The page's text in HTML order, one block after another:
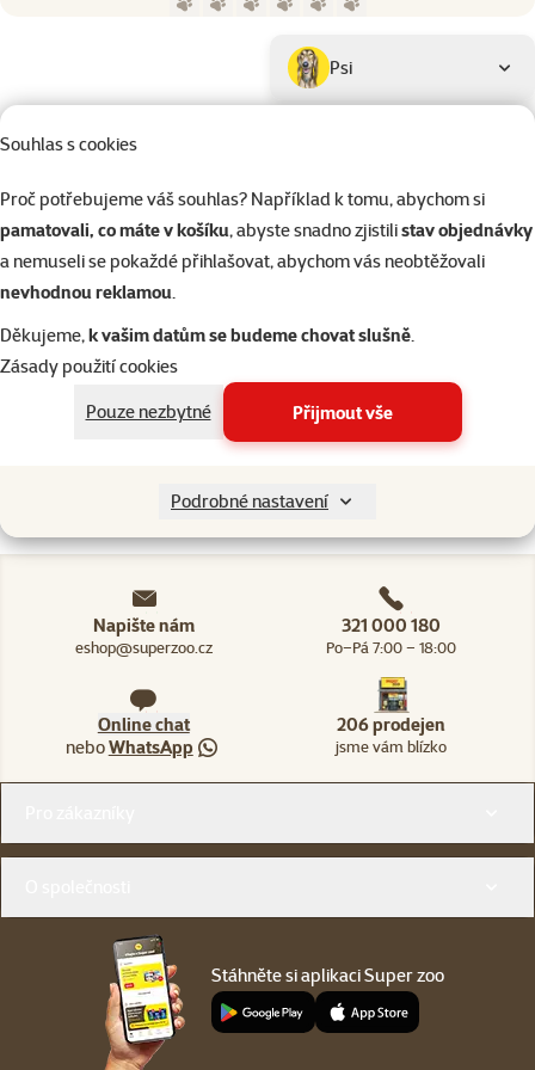
Souhlas s cookies
Proč potřebujeme váš souhlas? Například k tomu, abychom si
pamatovali, co máte v košíku, abyste snadno zjistilistav objednávky
a nemuseli se pokaždé přihlašovat, abychom vás neobtěžovali
nevhodnou reklamou.
Děkujeme,k vašim datům se budeme chovat slušně.
Zásady použití cookies
Pouze nezbytné
Přijmout vše
Podrobné nastavení
Podkategorie
Psi
Filtrovat 2
Kategorie
Kočky > Potřeby pro krmení
Naši experti na prodejnách vám vždy poradí
Napište nám
eshop@superzoo.cz
321 000 180
Po–Pá 7:00 – 18:00
Online chat
neboWhatsApp
206 prodejen
jsme vám blízko
Stáhněte si aplikaci Super zoo